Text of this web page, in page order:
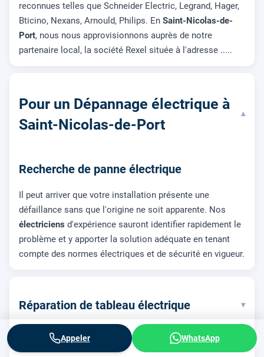
reconnues telles que Schneider Electric, Legrand, Hager,
Bticino, Nexans, Arnould, Philips. En Saint-Nicolas-de-
Port, nous nous approvisionnons auprès de notre
partenaire local, la société Rexel située à l'adresse .....
Pour un Dépannage électrique à
Saint-Nicolas-de-Port
▾
Recherche de panne électrique
Il peut arriver que votre installation présente une
défaillance sans que l'origine ne soit apparente. Nos
électriciens d'expérience sauront identifier rapidement le
problème et y apporter la solution adéquate en tenant
compte des normes électriques et de sécurité en vigueur.
Réparation de tableau électrique ▾
Appeler WhatsApp